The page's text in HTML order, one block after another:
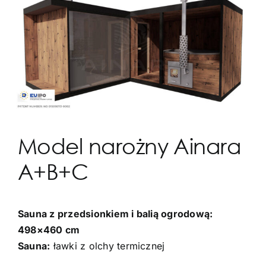
Model narożny Ainara
A+B+C
Sauna z przedsionkiem i baliąogrodową:
498×460 cm
Sauna: ławki z olchy termicznej